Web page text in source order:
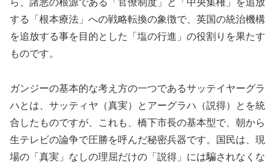
ら、諸悪の根源である「官僚制度」と「中央集権」を追放
する「根本療法」への戦略転換の象徴で、英国の統治機構
を追放する事を目的とした「塩の行進」の役割りを果たす
ものです。
ガンジーの基本的な考え方の一つであるサッテイヤーグラ
ハとは、サッティヤ（真実）とアーグラハ（説得）とを統
合したものですが、これも、橋下市長の基本型で、朝から
生テレビの論争で圧勝を呼んだ秘密兵器です。国民は、現
場の「真実」なしの理屈だけの「説得」には騙されなくな